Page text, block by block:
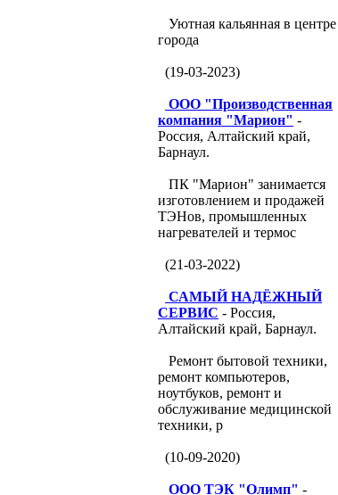
Уютная кальянная в центре
города
(19-03-2023)
ООО "Производственная
компания "Марион" -
Россия, Алтайский край,
Барнаул.
ПК "Марион" занимается
изготовлением и продажей
ТЭНов, промышленных
нагревателей и термос
(21-03-2022)
САМЫЙ НАДЁЖНЫЙ
СЕРВИС - Россия,
Алтайский край, Барнаул.
Ремонт бытовой техники,
ремонт компьютеров,
ноутбуков, ремонт и
обслуживание медицинской
техники, р
(10-09-2020)
ООО ТЭК "Олимп" -